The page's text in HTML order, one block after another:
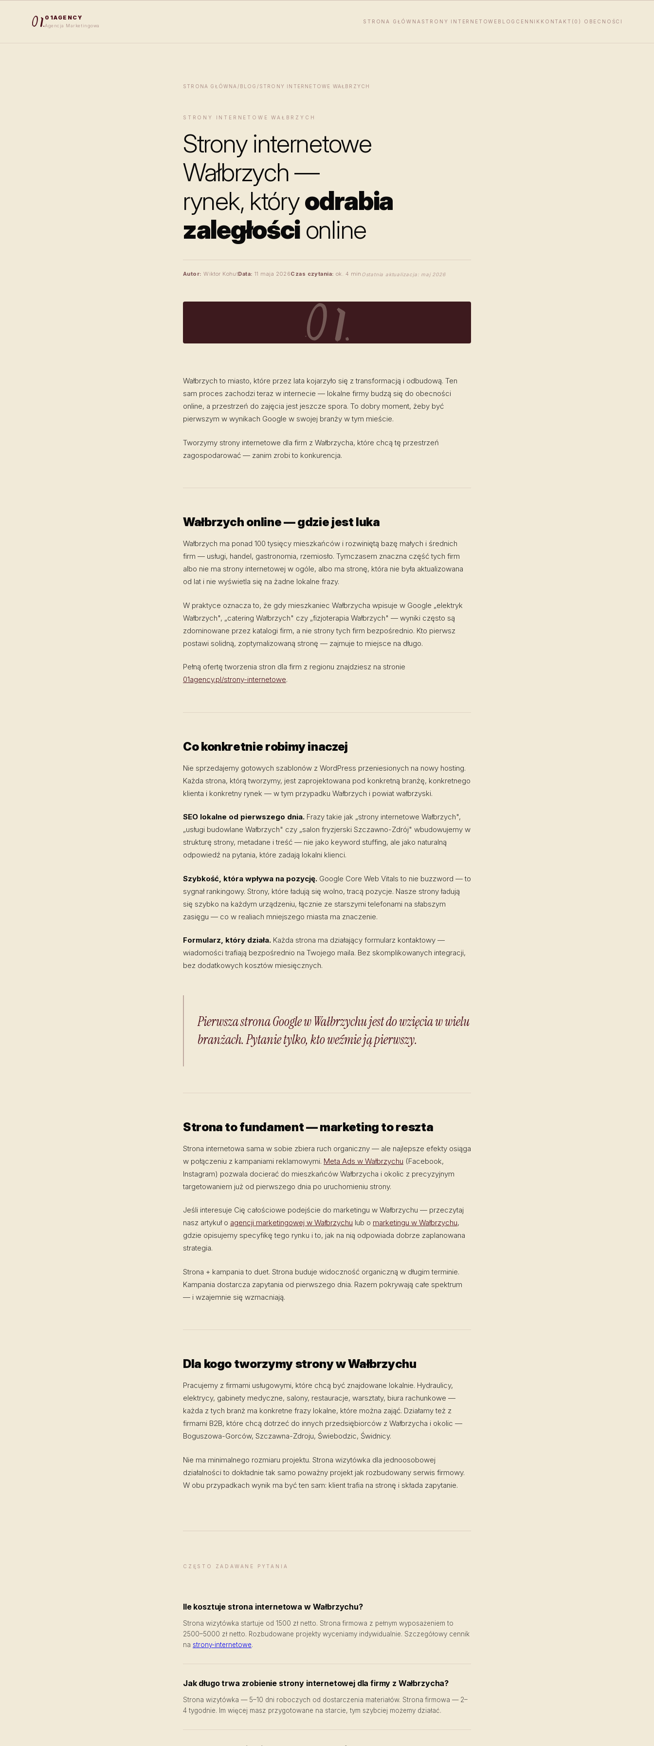
01AGENCY
Agencja Marketingowa
STRONA GŁÓWNA STRONY INTERNETOWE BLOG CENNIK KONTAKT (0) OBECNOŚCI
STRONA GŁÓWNA / BLOG / STRONY INTERNETOWE WAŁBRZYCH
STRONY INTERNETOWE WAŁBRZYCH
Strony internetowe
Wałbrzych —
rynek, któryodrabia
zaległości online
Autor: Wiktor KohutData: 11 maja 2026Czas czytania: ok. 4 min Ostatnia aktualizacja: maj 2026
Wałbrzych to miasto, które przez lata kojarzyło się z transformacją i odbudową. Ten
sam proces zachodzi teraz w internecie — lokalne firmy budzą się do obecności
online, a przestrzeń do zajęcia jest jeszcze spora. To dobry moment, żeby być
pierwszym w wynikach Google w swojej branży w tym mieście.
Tworzymy strony internetowe dla firm z Wałbrzycha, które chcą tę przestrzeń
zagospodarować — zanim zrobi to konkurencja.
Wałbrzych online — gdzie jest luka
Wałbrzych ma ponad 100 tysięcy mieszkańców i rozwiniętą bazę małych i średnich
firm — usługi, handel, gastronomia, rzemiosło. Tymczasem znaczna część tych firm
albo nie ma strony internetowej w ogóle, albo ma stronę, która nie była aktualizowana
od lat i nie wyświetla się na żadne lokalne frazy.
W praktyce oznacza to, że gdy mieszkaniec Wałbrzycha wpisuje w Google „elektryk
Wałbrzych", „catering Wałbrzych" czy „fizjoterapia Wałbrzych" — wyniki często są
zdominowane przez katalogi firm, a nie strony tych firm bezpośrednio. Kto pierwsz
postawi solidną, zoptymalizowaną stronę — zajmuje to miejsce na długo.
Pełną ofertę tworzenia stron dla firm z regionu znajdziesz na stronie
01agency.pl/strony-internetowe.
Co konkretnie robimy inaczej
Nie sprzedajemy gotowych szablonów z WordPress przeniesionych na nowy hosting.
Każda strona, którą tworzymy, jest zaprojektowana pod konkretną branżę, konkretnego
klienta i konkretny rynek — w tym przypadku Wałbrzych i powiat wałbrzyski.
SEO lokalne od pierwszego dnia. Frazy takie jak „strony internetowe Wałbrzych",
„usługi budowlane Wałbrzych" czy „salon fryzjerski Szczawno-Zdrój" wbudowujemy w
strukturę strony, metadane i treść — nie jako keyword stuffing, ale jako naturalną
odpowiedź na pytania, które zadają lokalni klienci.
Szybkość, która wpływa na pozycję. Google Core Web Vitals to nie buzzword — to
sygnał rankingowy. Strony, które ładują się wolno, tracą pozycje. Nasze strony ładują
się szybko na każdym urządzeniu, łącznie ze starszymi telefonami na słabszym
zasięgu — co w realiach mniejszego miasta ma znaczenie.
Formularz, który działa. Każda strona ma działający formularz kontaktowy —
wiadomości trafiają bezpośrednio na Twojego maila. Bez skomplikowanych integracji,
bez dodatkowych kosztów miesięcznych.
Pierwsza strona Google w Wałbrzychu jest do wzięcia w wielu
branżach. Pytanie tylko, kto weźmie ją pierwszy.
Strona to fundament — marketing to reszta
Strona internetowa sama w sobie zbiera ruch organiczny — ale najlepsze efekty osiąga
w połączeniu z kampaniami reklamowymi. Meta Ads w Wałbrzychu (Facebook,
Instagram) pozwala docierać do mieszkańców Wałbrzycha i okolic z precyzyjnym
targetowaniem już od pierwszego dnia po uruchomieniu strony.
Jeśli interesuje Cię całościowe podejście do marketingu w Wałbrzychu — przeczytaj
nasz artykuł o agencji marketingowej w Wałbrzychu lub o marketingu w Wałbrzychu,
gdzie opisujemy specyfikę tego rynku i to, jak na nią odpowiada dobrze zaplanowana
strategia.
Strona + kampania to duet. Strona buduje widoczność organiczną w długim terminie.
Kampania dostarcza zapytania od pierwszego dnia. Razem pokrywają całe spektrum
— i wzajemnie się wzmacniają.
Dla kogo tworzymy strony w Wałbrzychu
Pracujemy z firmami usługowymi, które chcą być znajdowane lokalnie. Hydraulicy,
elektrycy, gabinety medyczne, salony, restauracje, warsztaty, biura rachunkowe —
każda z tych branż ma konkretne frazy lokalne, które można zająć. Działamy też z
firmami B2B, które chcą dotrzeć do innych przedsiębiorców z Wałbrzycha i okolic —
Boguszowa-Gorców, Szczawna-Zdroju, Świebodzic, Świdnicy.
Nie ma minimalnego rozmiaru projektu. Strona wizytówka dla jednoosobowej
działalności to dokładnie tak samo poważny projekt jak rozbudowany serwis firmowy.
W obu przypadkach wynik ma być ten sam: klient trafia na stronę i składa zapytanie.
CZĘSTO ZADAWANE PYTANIA
Ile kosztuje strona internetowa w Wałbrzychu?
Strona wizytówka startuje od 1500 zł netto. Strona firmowa z pełnym wyposażeniem to
2500–5000 zł netto. Rozbudowane projekty wyceniamy indywidualnie. Szczegółowy cennik
na strony-internetowe.
Jak długo trwa zrobienie strony internetowej dla firmy z Wałbrzycha?
Strona wizytówka — 5–10 dni roboczych od dostarczenia materiałów. Strona firmowa — 2–
4 tygodnie. Im więcej masz przygotowane na starcie, tym szybciej możemy działać.